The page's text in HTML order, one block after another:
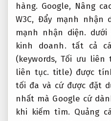
hàng. Google, Nâng
W3C, Đẩy mạnh nhận
mạnh nhận diện. dưới
kinh doanh. tất cả
(keywords,Tối ưu liên
liên tục. title) được
tối đa và cứ được đặt
nhất mà Google cứ
khi kiếm tìm. Quảng